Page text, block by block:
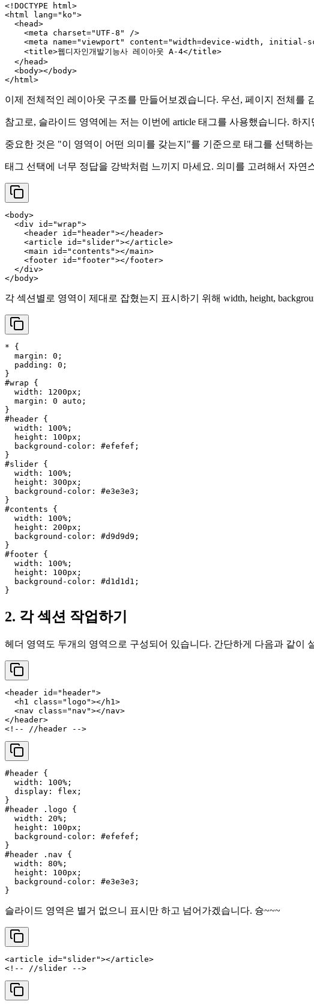
<!DOCTYPE html >
<html lang="ko">
<head>
<meta charset="UTF-8"
/>
<meta name="viewport" content="width=device-width, initial-
<title>웹디자인개발기능사 레이아웃 A-4</title>
</ head>
<body></ body>
</ html >
이제 전체적인 레이아웃 구조를 만들어보겠습니다. 우선, 페이지 전체를
참고로, 슬라이드 영역에는 저는 이번에 article 태그를 사용했습니다. 하
중요한 것은 "이 영역이 어떤 의미를 갖는지"를 기준으로 태그를 선택하
태그 선택에 너무 정답을 강박처럼 느끼지 마세요. 의미를 고려해서 자연
<body>
<div id="wrap">
<header id="header"></ header>
<article id="slider"></article>
<main id="contents"></main>
<footer id="footer"></footer>
</div>
</ body>
각 섹션별로 영역이 제대로 잡혔는지 표시하기 위해 width, height,
* {
margin : 0 ;
padding : 0 ;
#wrap {
width : 1200px ;
margin : 0 auto;
#header {
width : 100% ;
height : 100px ;
background-color : #efefef ;
#slider {
width : 100% ;
height : 300px ;
background-color : #e3e3e3 ;
#contents {
width : 100% ;
height : 200px ;
background-color : #d9d9d9 ;
#footer {
width : 100% ;
height : 100px ;
background-color : #d1d1d1 ;
2. 각 섹션 작업하기
헤더 영역도 두개의 영역으로 구성되어 있습니다. 간단하게 다음과 같이
<header id="header">
<h1 class="logo"></ h1 >
<nav class="nav"></nav>
</ header>
<!-- //header -->
#header {
width : 100% ;
display : flex;
#header
.logo {
width : 20% ;
height : 100px ;
background-color : #efefef ;
#header
.nav {
width : 80% ;
height : 100px ;
background-color : #e3e3e3 ;
슬라이드 영역은 별거 없으니 표시만 하고 넘어가겠습니다. 슝~~~
<article id="slider"></article>
<!-- //slider -->